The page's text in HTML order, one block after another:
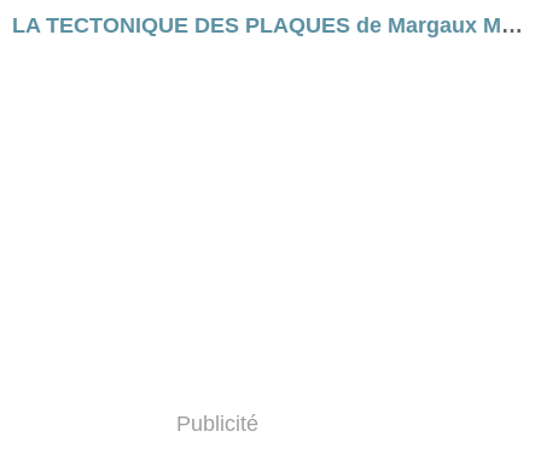
LA TECTONIQUE DES PLAQUES de Margaux Motin [critique]
Publicité